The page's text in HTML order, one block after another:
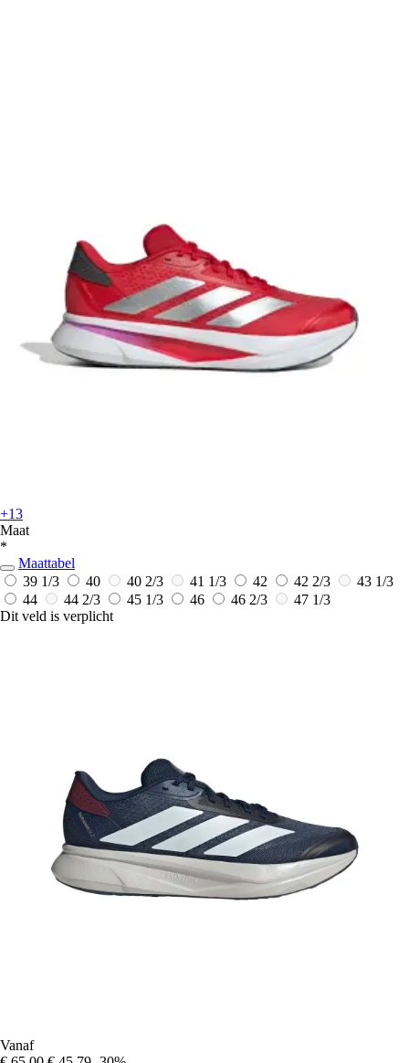
+13
Maat
*
Maattabel
39 1/3
40 40 2/3 41 1/3 42 42 2/3
43 1/3
44
44 2/3 45 1/3 46 46 2/3
47 1/3
Dit veld is verplicht
Vanaf